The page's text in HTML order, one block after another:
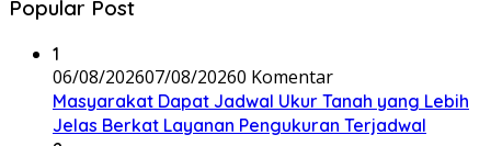
Popular Post
1
06/08/202607/08/20260 Komentar
Masyarakat Dapat Jadwal Ukur Tanah yang Lebih
Jelas Berkat Layanan Pengukuran Terjadwal